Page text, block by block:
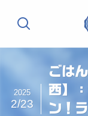
ごは
西】
ン！
2025
2/23